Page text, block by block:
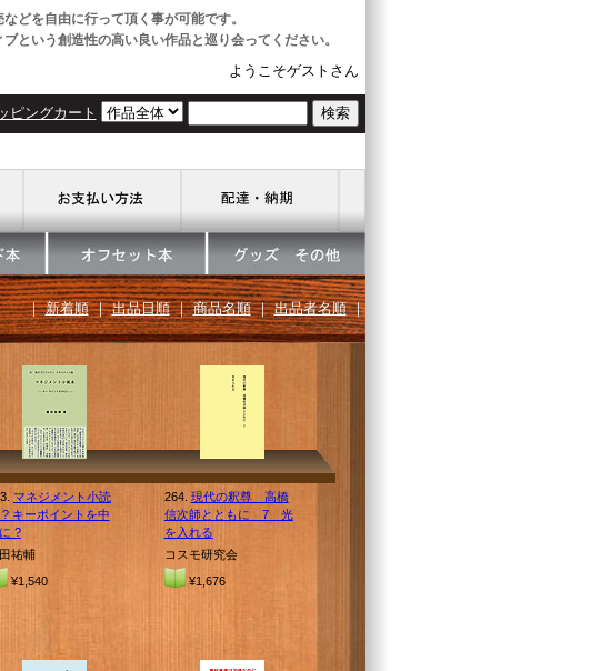
どを自由に行って頂く事が可能です。
という創造性の高い良い作品と巡り会ってください。
ようこそゲストさん
ピングカート
｜新着順｜出品日順｜商品名順｜出品者名順｜
マネジメント小読
? キーポイントを中
?
祐輔
¥1,540
264. 現代の釈尊 高橋
信次師とともに 7 光
を入れる
コスモ研究会
¥1,676